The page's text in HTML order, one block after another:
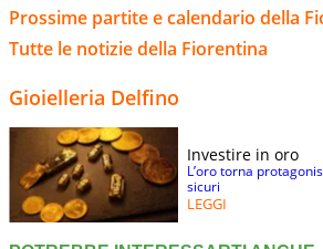
Prossime partite e calendario della
Tutte le notizie della Fiorentina
Gioielleria Delfino
Investire in oro
L’oro torna
sicuri
LEGGI